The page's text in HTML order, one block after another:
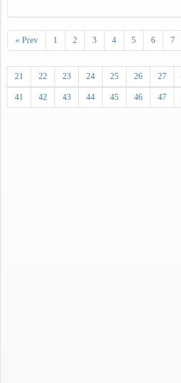
« Prev 1 2 3 4 5 6 7
21 22 23 24 25 26 27
41 42 43 44 45 46 47